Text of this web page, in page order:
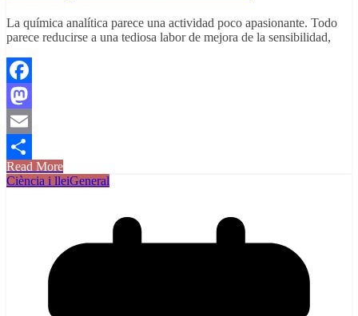
La química analítica parece una actividad poco apasionante. Todo
parece reducirse a una tediosa labor de mejora de la sensibilidad,
Facebook
Mastodon
Email
Comparteix
Read More
Ciència i lleiGeneral